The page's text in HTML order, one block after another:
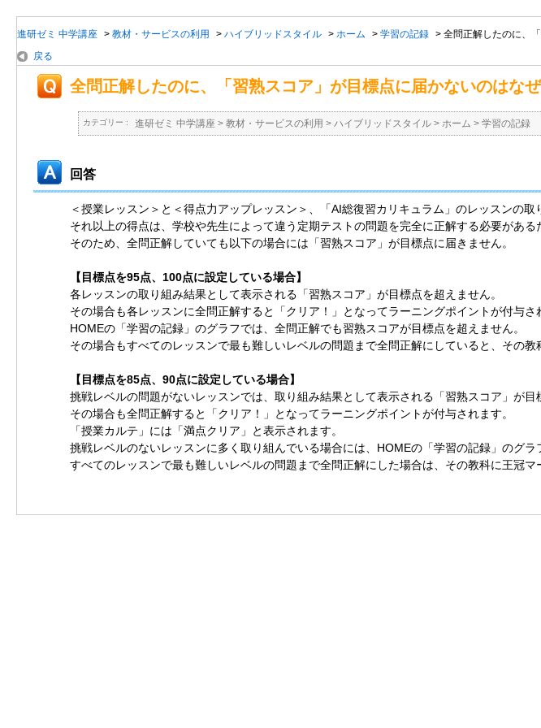
進研ゼミ 中学講座 > 教材・サービスの利用 > ハイブリッドスタイル > ホーム > 学習の記録 > 全問正解したのに、
戻る
全問正解したのに、「習熟スコア」が目標点に届かないのはな
カテゴリー : 進研ゼミ 中学講座 > 教材・サービスの利用 > ハイブリッドスタイル > ホーム > 学習の記録
回答
＜授業レッスン＞と＜得点力アップレッスン＞、「AI総復習カリキュラム」のレッスンの
それ以上の得点は、学校や先生によって違う定期テストの問題を完全に正解する必要があ
そのため、全問正解していても以下の場合には「習熟スコア」が目標点に届きません。
【目標点を95点、100点に設定している場合】
各レッスンの取り組み結果として表示される「習熟スコア」が目標点を超えません。
その場合も各レッスンに全問正解すると「クリア！」となってラーニングポイントが付与
HOMEの「学習の記録」のグラフでは、全問正解でも習熟スコアが目標点を超えません。
その場合もすべてのレッスンで最も難しいレベルの問題まで全問正解にしていると、その教
【目標点を85点、90点に設定している場合】
挑戦レベルの問題がないレッスンでは、取り組み結果として表示される「習熟スコア」が目
その場合も全問正解すると「クリア！」となってラーニングポイントが付与されます。
「授業カルテ」には「満点クリア」と表示されます。
挑戦レベルのないレッスンに多く取り組んでいる場合には、HOMEの「学習の記録」のグ
すべてのレッスンで最も難しいレベルの問題まで全問正解にした場合は、その教科に王冠マ